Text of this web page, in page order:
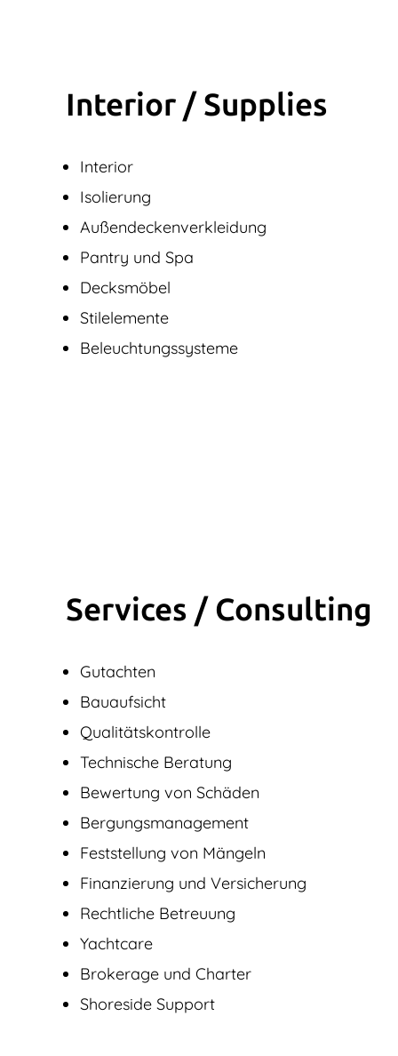
Interior / Supplies
Interior
Isolierung
Außendecken­verkleidung
Pantry und Spa
Decksmöbel
Stilelemente
Beleuchtungssysteme
Services / Consulting
Gutachten
Bauaufsicht
Qualitätskontrolle
Technische Beratung
Bewertung von Schäden
Bergungsmanagement
Feststellung von Mängeln
Finanzierung und Versicherung
Rechtliche Betreuung
Yachtcare
Brokerage und Charter
Shoreside Support